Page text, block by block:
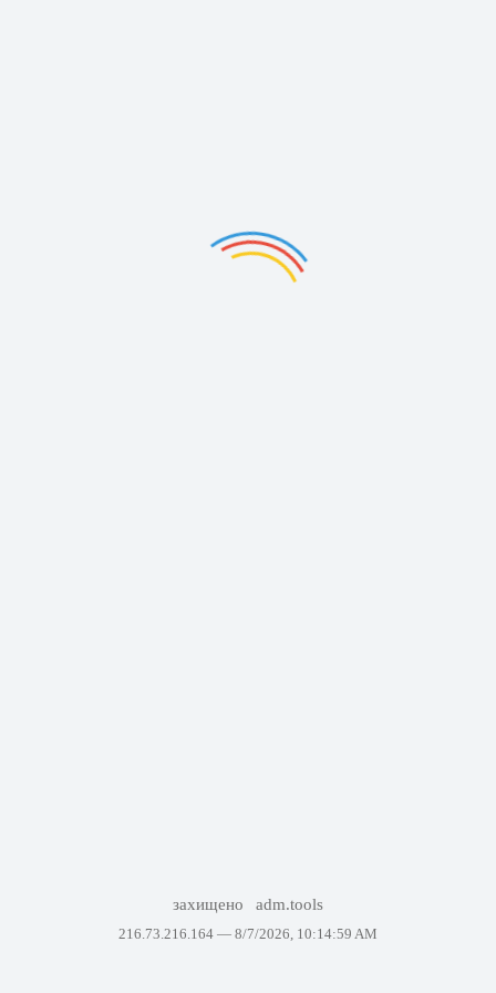
захищено adm.tools
216.73.216.164 — 8/7/2026, 10:14:59 AM